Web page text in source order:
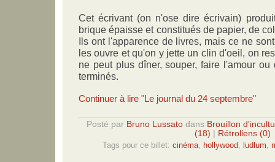
Cet écrivant (on n'ose dire écrivain)
brique épaisse et constitués de papier, de
Ils ont l'apparence de livres, mais ce ne
les ouvre et qu'on y jette un clin d'oeil, on
ne peut plus dîner, souper, faire l'amour
terminés.
Continuer à lire "Le journal du 24 septembre"
Posté par Bruno Lussatodans Brouillon
(18)
Rétroliens (0)
Tags pour ce billet: cinéma hollywood ludlum